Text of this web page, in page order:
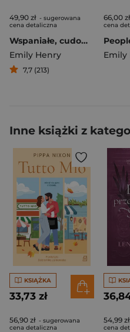
49,90 zł - sugerowana
cena detaliczna
Wspaniałe, cudowne życie
Emily Henry
7,7 (213)
66,00 zł
cena
Emily
Inne książki z
KSIĄŻKA
33,73 zł
56,90 zł - sugerowana
cena detaliczna
54,99 zł
cena